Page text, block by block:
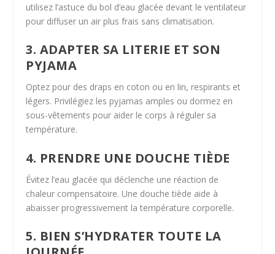
utilisez l’astuce du bol d’eau glacée devant le ventilateur
pour diffuser un air plus frais sans climatisation.
3. ADAPTER SA LITERIE ET SON
PYJAMA
Optez pour des draps en coton ou en lin, respirants et
légers. Privilégiez les pyjamas amples ou dormez en
sous-vêtements pour aider le corps à réguler sa
température.
4. PRENDRE UNE DOUCHE TIÈDE
Évitez l’eau glacée qui déclenche une réaction de
chaleur compensatoire. Une douche tiède aide à
abaisser progressivement la température corporelle.
5. BIEN S’HYDRATER TOUTE LA